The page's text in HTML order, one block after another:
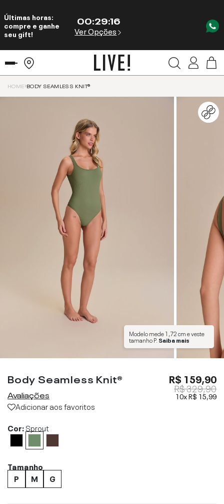
Últimas horas:
compre e ganhe
seu gift!
00:29:15
Ver Opções
HOME BODY SEAMLESS KNIT®
Modelo mede1,72 cme veste
tamanhoP. Saiba mais
Body Seamless Knit®
Avaliações
Adicionar aos favoritos
R$ 159,90
R$ 329,90
10xR$ 15,99
Cor:Sprout
Tamanho
P
M G